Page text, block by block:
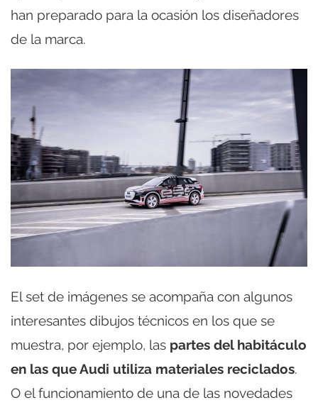
han preparado para la ocasión los diseñadores
de la marca.
El set de imágenes se acompaña con algunos
interesantes dibujos técnicos en los que se
muestra, por ejemplo, las partes del habitáculo
en las que Audi utiliza materiales reciclados.
O el funcionamiento de una de las novedades